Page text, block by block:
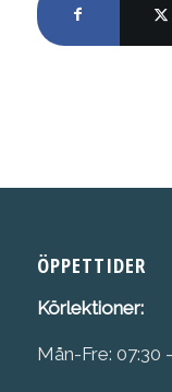
ÖPPETTIDER
Körlektioner:
Mån-Fre: 07:30